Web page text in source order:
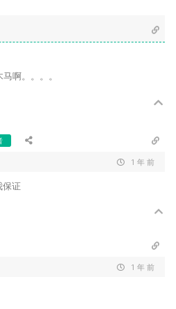
啊。。。。
1 年 前
保证
1 年 前